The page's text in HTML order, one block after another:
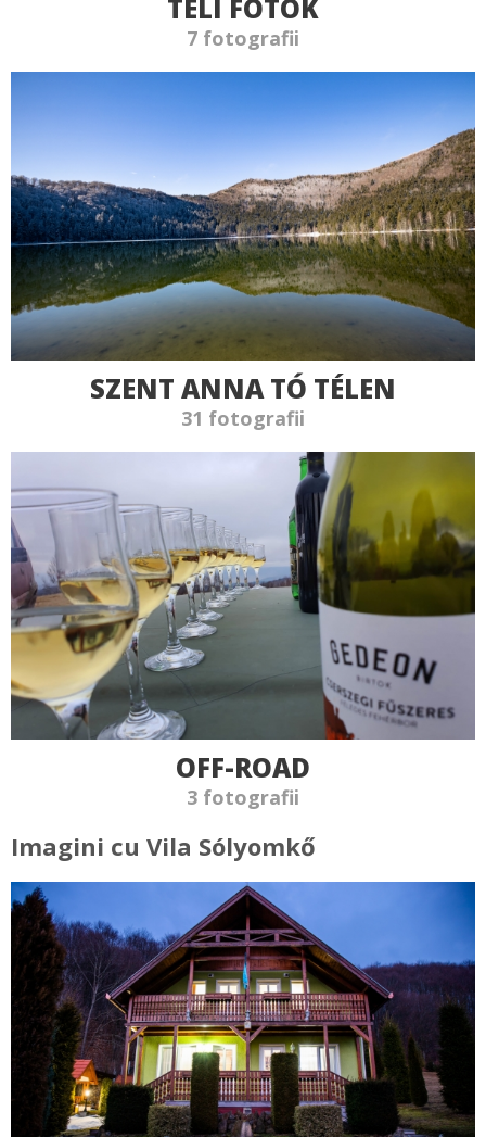
TÉLI FOTÓK
7 fotografii
SZENT ANNA TÓ TÉLEN
31 fotografii
OFF-ROAD
3 fotografii
Imagini cu Vila Sólyomkő